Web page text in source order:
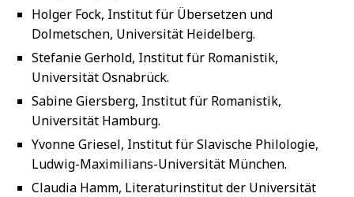
Holger Fock, Institut für Übersetzen und
Dolmetschen, Universität Heidelberg.
Stefanie Gerhold, Institut für Romanistik,
Universität Osnabrück.
Sabine Giersberg, Institut für Romanistik,
Universität Hamburg.
Yvonne Griesel, Institut für Slavische Philologie,
Ludwig-Maximilians-Universität München.
Claudia Hamm, Literaturinstitut der Universität